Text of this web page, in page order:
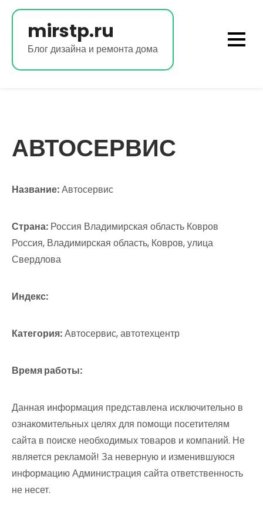
Перейти
содержимомуmirstp.ru
Блог дизайна и ремонта дома
АВТОСЕРВИС
Название:Автосервис
Страна: Россия Владимирская область Ковров
Россия, Владимирская область, Ковров, улица
Свердлова
Индекс:
Категория:Автосервис, автотехцентр
Время работы:
Данная информация представлена исключительно в
ознакомительных целях для помощи посетителям
сайта в поиске необходимых товаров и компаний. Не
является рекламой! За неверную и изменившуюся
информацию Администрация сайта ответственность
не несет.